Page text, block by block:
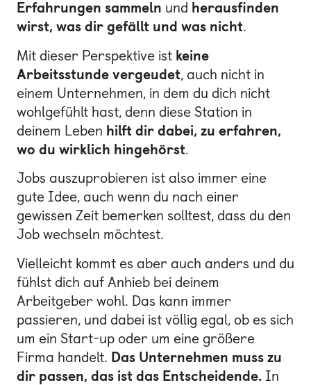
Erfahrungen sammeln und herausfinden
wirst, was dir gefällt und was nicht.
Mit dieser Perspektive ist keine
Arbeitsstunde vergeudet, auch nicht in
einem Unternehmen, in dem du dich nicht
wohlgefühlt hast, denn diese Station in
deinem Leben hilft dir dabei, zu erfahren,
wo du wirklich hingehörst.
Jobs auszuprobieren ist also immer eine
gute Idee, auch wenn du nach einer
gewissen Zeit bemerken solltest, dass du den
Job wechseln möchtest.
Vielleicht kommt es aber auch anders und du
fühlst dich auf Anhieb bei deinem
Arbeitgeber wohl. Das kann immer
passieren, und dabei ist völlig egal, ob es sich
um ein Start-up oder um eine größere
Firma handelt. Das Unternehmen muss zu
dir passen, das ist das Entscheidende. In